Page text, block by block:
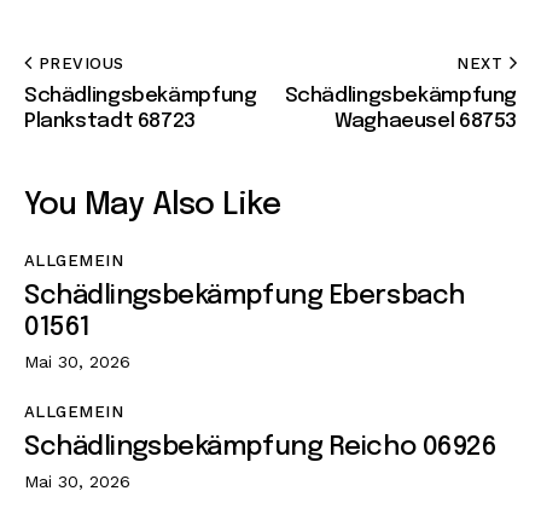
PREVIOUS
Schädlingsbekämpfung
Plankstadt 68723
NEXT
Schädlingsbekämpfung
Waghaeusel 68753
You May Also Like
ALLGEMEIN
Schädlingsbekämpfung Ebersbach
01561
Mai 30, 2026
ALLGEMEIN
Schädlingsbekämpfung Reicho 06926
Mai 30, 2026